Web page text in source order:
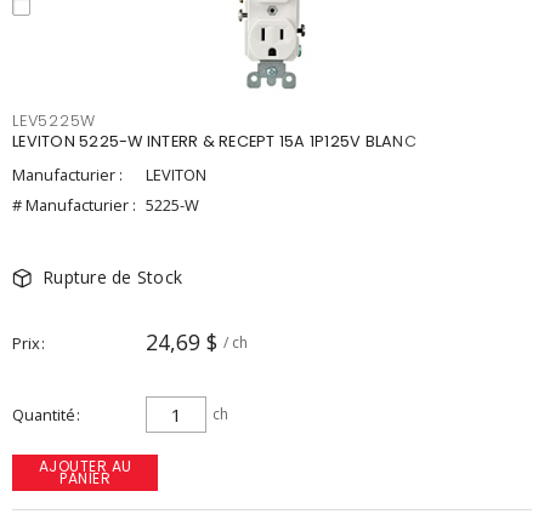
LEV5225W
LEVITON 5225-W INTERR & RECEPT 15A 1P125V BLANC
Manufacturier :
LEVITON
# Manufacturier : 5225-W
Rupture de Stock
Prix 24,69 $ / ch
Quantité ch
AJOUTER AU
PANIER